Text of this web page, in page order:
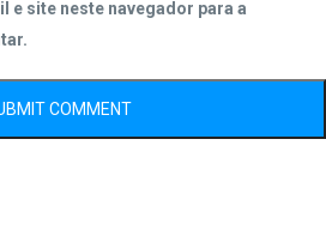
e site neste navegador para a